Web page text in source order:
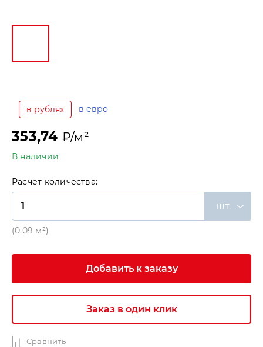
в рублях в евро
353,74 ₽/м²
В наличии
Расчет количества:
шт.
(0.09 м²)
Добавить к заказу
Заказ в один клик
Сравнить